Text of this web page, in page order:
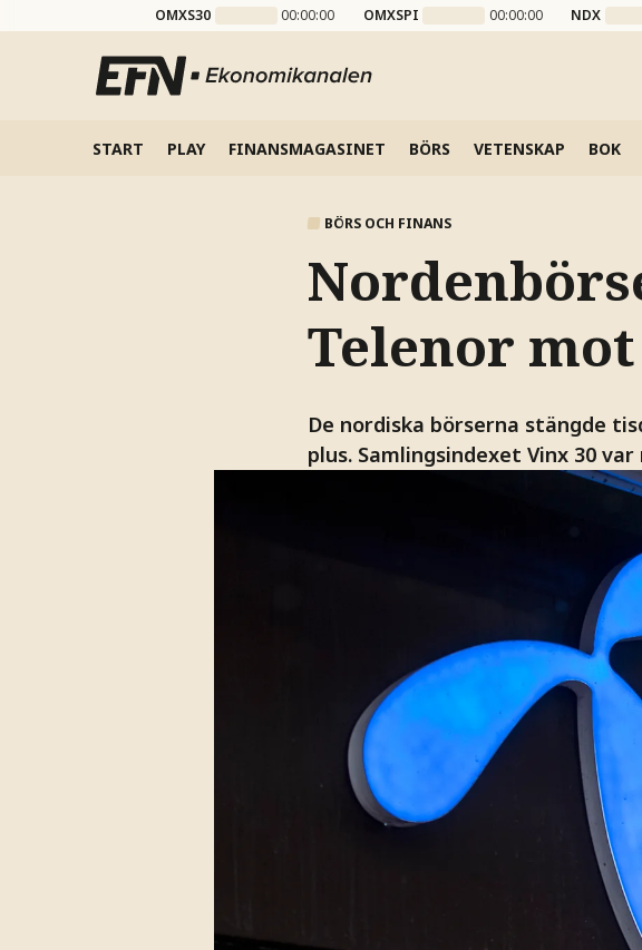
OMXS30 00:00:00 OMXSPI 00:00:00 NDX
START PLAY FINANSMAGASINET BÖRS VETENSKAP BOK
BÖRS OCH FINANS
Telenor
De nordiska börserna stängde
plus. Samlingsindexet Vinx 30